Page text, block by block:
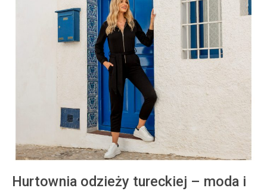
Hurtownia odzieży tureckiej – moda i